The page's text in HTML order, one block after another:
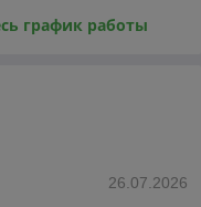
график работы
26.07.2026